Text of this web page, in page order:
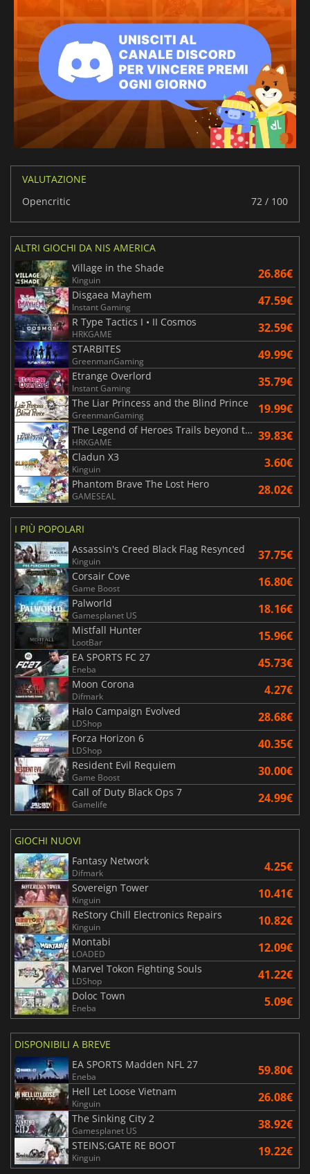
VALUTAZIONE
Opencritic
72 / 100
ALTRI GIOCHI DA NIS AMERICA
Village in the Shade
Kinguin 26.86€
Disgaea Mayhem
Instant Gaming 47.59€
R Type Tactics I • II Cosmos
HRKGAME 32.59€
STARBITES
GreenmanGaming 49.99€
Etrange Overlord
Instant Gaming 35.79€
The Liar Princess and the Blind Prince
GreenmanGaming 19.99€
The Legend of Heroes Trails beyond the Horizon
HRKGAME 39.83€
Cladun X3
Kinguin 3.60€
Phantom Brave The Lost Hero
GAMESEAL 28.02€
I PIÙ POPOLARI
Assassin's Creed Black Flag Resynced
Kinguin 37.75€
Corsair Cove
Game Boost 16.80€
Palworld
Gamesplanet US 18.16€
Mistfall Hunter
LootBar 15.96€
EA SPORTS FC 27
Eneba 45.73€
Moon Corona
Difmark 4.27€
Halo Campaign Evolved
LDShop 28.68€
Forza Horizon 6
LDShop 40.35€
Resident Evil Requiem
Game Boost 30.00€
Call of Duty Black Ops 7
Gamelife 24.99€
GIOCHI NUOVI
Fantasy Network
Difmark 4.25€
Sovereign Tower
Kinguin 10.41€
ReStory Chill Electronics Repairs
Kinguin 10.82€
Montabi
LOADED 12.09€
Marvel Tokon Fighting Souls
LDShop 41.22€
Doloc Town
Eneba 5.09€
DISPONIBILI A BREVE
EA SPORTS Madden NFL 27
Eneba 59.80€
Hell Let Loose Vietnam
Kinguin 26.08€
The Sinking City 2
Gamesplanet US 38.92€
STEINS;GATE RE BOOT
Kinguin 19.22€